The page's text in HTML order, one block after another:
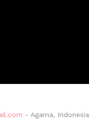
- Agama, Indonesia